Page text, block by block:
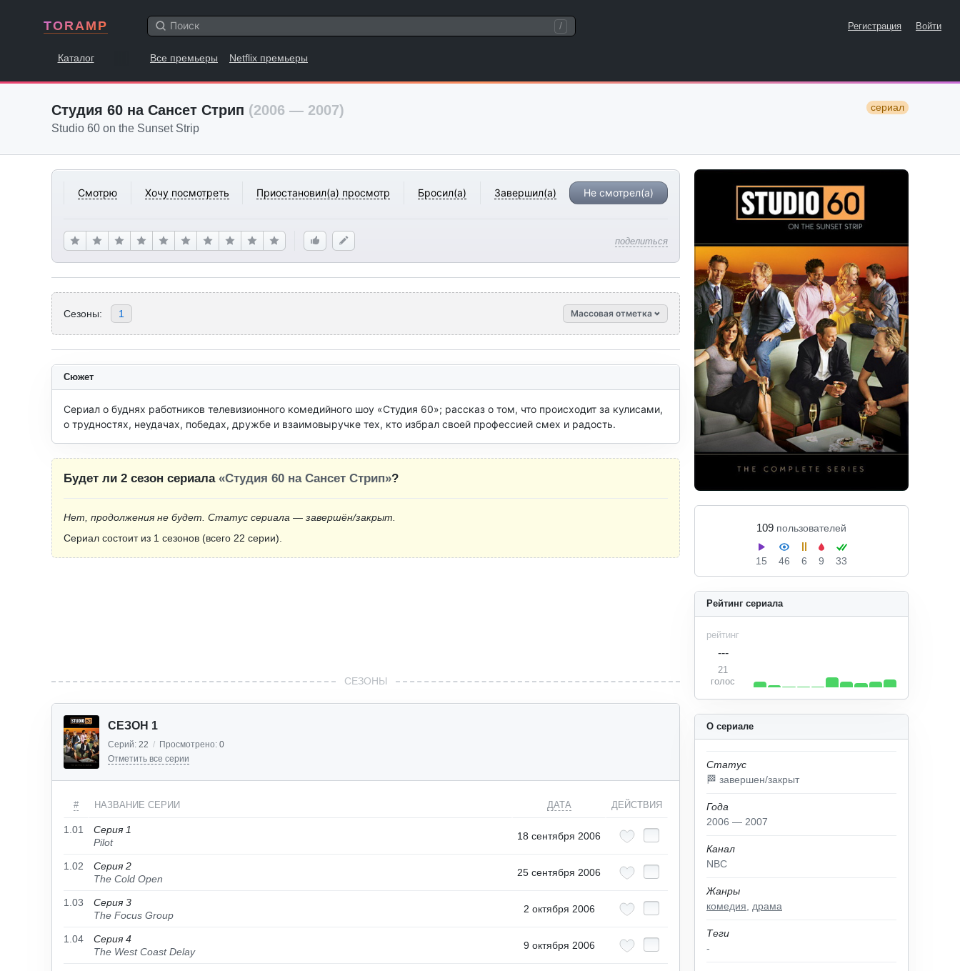
TORAMP / Регистрация Войти
Каталог Все премьеры Netflix премьеры
Студия 60 на Сансет Стрип (2006 — 2007) сериал
Studio 60 on the Sunset Strip
Смотрю Хочу посмотреть Приостановил(а) просмотр Бросил(а) Завершил(а) Не смотрел(а)
поделиться
109 пользователей
15 46 6 9 33
Сезоны: 1 Массовая отметка
О сериале
Статус
🏁 завершен/закрыт
Года
2006 — 2007
Канал
NBC
Жанры
комедия
драма
Теги
-
Рейтинг сериала
рейтинг
---
21
голос
Сюжет
Сериал о буднях работников телевизионного комедийного шоу «Студия 60»; рассказ о том, что происходит за кулисами,
о трудностях, неудачах, победах, дружбе и взаимовыручке тех, кто избрал своей профессией смех и радость.
Будет ли 2 сезон сериала «Студия 60 на Сансет Стрип»?
Нет, продолжения не будет. Статус сериала — завершён/закрыт.
Сериал состоит из 1 сезонов (всего 22 серии).
СЕЗОНЫ
СЕЗОН 1
Серий: 22 / Просмотрено: 0
Отметить все серии
# НАЗВАНИЕ СЕРИИ ДАТА ДЕЙСТВИЯ
1.01
Серия 1
Pilot
18 сентября 2006
1.02
Серия 2
The Cold Open
25 сентября 2006
1.03
Серия 3
The Focus Group
2 октября 2006
1.04
Серия 4
The West Coast Delay
9 октября 2006